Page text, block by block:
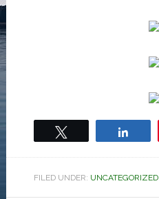
FILED UNDER: UNCATEGORIZED